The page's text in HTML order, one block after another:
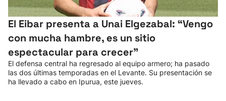
El Eibar presenta a Unai Elgezabal: “Vengo
con mucha hambre, es un sitio
espectacular para crecer”
El defensa central ha regresado al equipo armero; ha pasado
las dos últimas temporadas en el Levante. Su presentación se
ha llevado a cabo en Ipurua, este jueves.